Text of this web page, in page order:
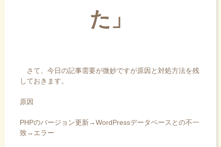
た」
さて、今日の記事需要が微妙ですが原因と対処方法を残
しておきます。
原因
PHPのバージョン更新→WordPressデータベースとの不一
致→エラー